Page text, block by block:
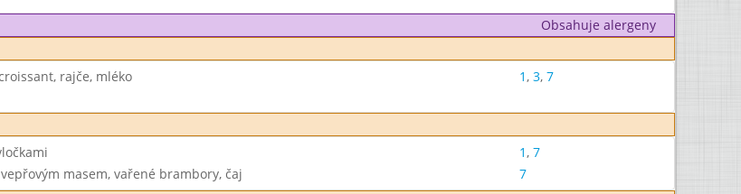
Obsahuje alergeny
rajče, mléko 1, 3, 7
1, 7
masem, vařené brambory, čaj
7